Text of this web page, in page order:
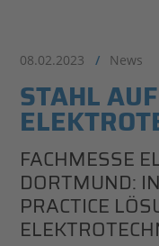
Marke Hans Stahl
Karriere
Referenzen
Kontakt
08.02.2023 / News
STAHL
FACHMESSE
DORTMUND:
PRACTICE